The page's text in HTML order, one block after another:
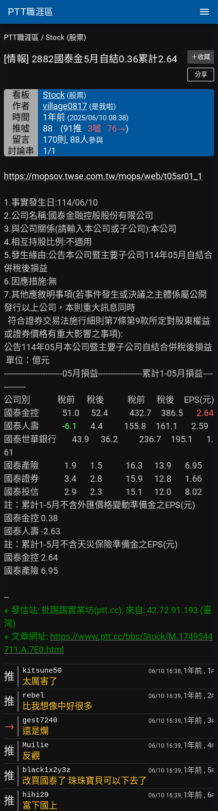
PTT職涯區
PTT職涯區 / Stock (股票)
[情報] 2882國泰金5月自結0.36累計2.64 ＋收藏
分享
看板 Stock (股票)
作者 village0817 (是我啦)
時間 1年前 (2025/06/10 08:38)
推噓 88 (91推 3噓 76→)
留言
170則, 88人參與
討論串 1/1
https://mopsov.twse.com.tw/mops/web/t05sr01_1
1.事實發生日:114/06/10
2.公司名稱:國泰金融控股股份有限公司
3.與公司關係(請輸入本公司或子公司):本公司
4.相互持股比例:不適用
5.發生緣由:公告本公司暨主要子公司114年05月自結合
併稅後損益
6.因應措施:無
7.其他應敘明事項(若事件發生或決議之主體係屬公開
發行以上公司，本則重大訊息同時
或證券價格有重大影響之事項):
公告114年05月本公司暨主要子公司自結合併稅後損益
------------------------05月損益------------------累計1-05月損益----
---------
公司別              稅前      稅後            稅前      稅後     EPS(元)
國泰金控            51.0      52.4           432.7     386.5 2.64
國泰人壽
  -6.1
       4.4           155.8     161.1       2.59
國泰世華銀行        43.9      36.2           236.7     195.1       1.
61
國泰產險             1.9       1.5            16.3      13.9       6.95
國泰證券             3.4       2.8            15.9      12.8       1.66
國泰投信             2.9       2.3            15.1      12.0       8.02
註：累計1-5月不含外匯價格變動準備金之EPS(元)
國泰金控 0.38
國泰人壽 -2.63
註：累計1-5月不含天災保險準備金之EPS(元)
國泰金控 2.64
國泰產險 6.95
※ 發信站: 批踢踢實業坊(ptt.cc), 來自: 42.72.91.193 (臺
灣)
※ 文章網址: https://www.ptt.cc/bbs/Stock/M.1749544
711.A.7E0.html
推 kitsune50 06/10 16:38, 1年前 , 1 F
太厲害了
推 rebel 06/10 16:39, 1年前 , 2F
比我想像中好很多
→ gest7240 06/10 16:39, 1年前 , 3F
還是爛
推 Muilie 06/10 16:39, 1年前 , 4F
反觀
推 black1x2y3z 06/10 16:39, 1年前 , 5F
改買國泰了 珠珠寶貝可以下去了
推 hihi29 06/10 16:39, 1年前 , 6F
富下國上